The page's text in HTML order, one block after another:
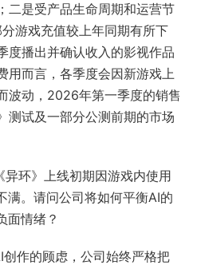
二是受产品生命周期和运营节
游戏充值较上年同期有所下
度播出并确认收入的影视作品
用而言，各季度会因新游戏上
波动，2026年第一季度的销售
测试及一部分公测前期的市场
环》上线初期因游戏内使用
满。请问公司将如何平衡AI的
面情绪？
作的顾虑，公司始终严格把